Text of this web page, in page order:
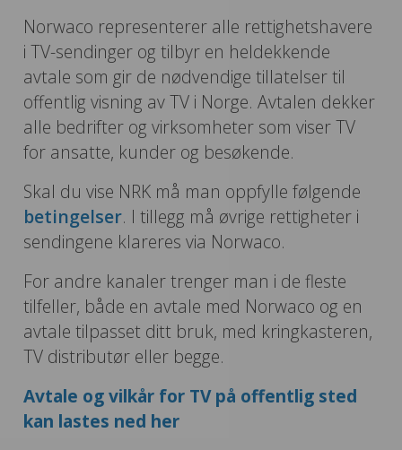
Norwaco representerer alle rettighetshavere
i TV-sendinger og tilbyr en heldekkende
avtale som gir de nødvendige tillatelser til
offentlig visning av TV i Norge. Avtalen dekker
alle bedrifter og virksomheter som viser TV
for ansatte, kunder og besøkende.
Skal du vise NRK må man oppfylle følgende
betingelser. I tillegg må øvrige rettigheter i
sendingene klareres via Norwaco.
For andre kanaler trenger man i de fleste
tilfeller, både en avtale med Norwaco og en
avtale tilpasset ditt bruk, med kringkasteren,
TV distributør eller begge.
Avtale og vilkår for TV på offentlig sted
kan lastes ned her